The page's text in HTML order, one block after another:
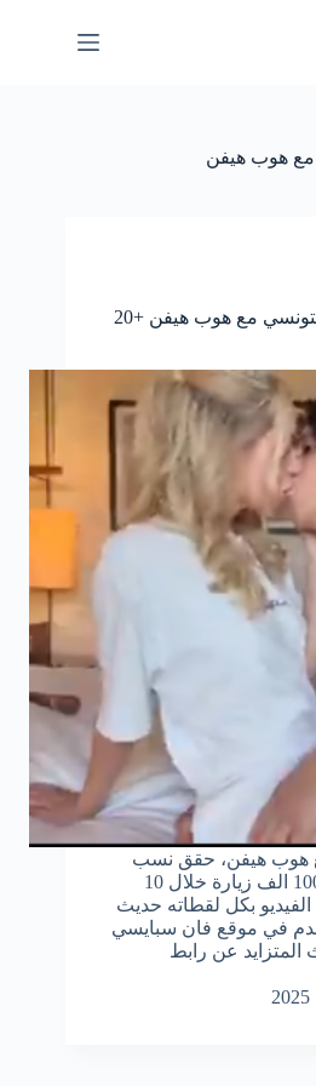
هوب هيفن
لا يفوتك!! فيلم الوحش التونسي مع هوب هيفن +20
هوب هيفن، حقق نسب
مشاهدات عالية تخطت 100 الف زيارة خلال 10
بكل لقطاته حديث
في موقع فان سبايسي
المتزايد عن رابط